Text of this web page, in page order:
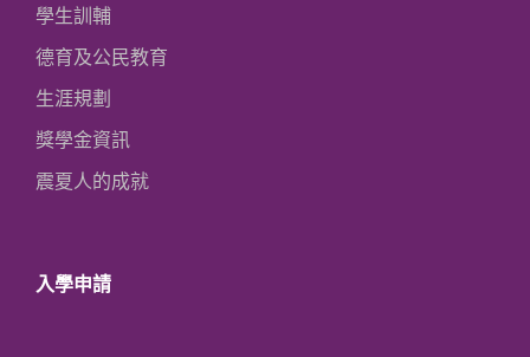
學生訓輔
德育及公民教育
生涯規劃
獎學金資訊
震夏人的成就
入學申請